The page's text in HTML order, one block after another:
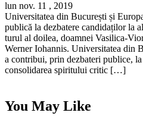
lun nov. 11 , 2019
Universitatea din București și
publică la dezbatere candidaților la
turul al doilea, doamnei Vasilica-
Werner Iohannis. Universitatea din
a contribui, prin dezbateri publice,
consolidarea spiritului critic […]
You May Like